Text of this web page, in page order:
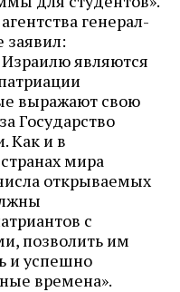
генерал-
заявил:
являются
выражают свою
Государство
Как и в
мира
открываемых
с
позволить им
и успешно
времена».